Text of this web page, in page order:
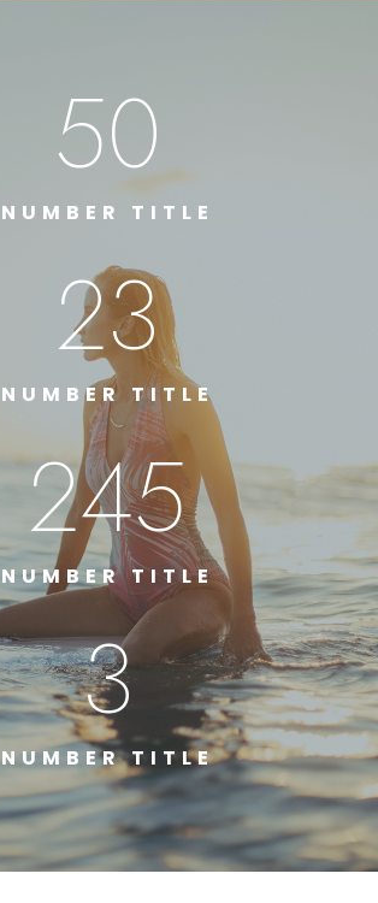
50
NUMBER TITLE
23
NUMBER TITLE
245
NUMBER TITLE
3
NUMBER TITLE